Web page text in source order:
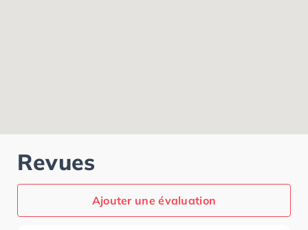
Revues
Ajouter une évaluation